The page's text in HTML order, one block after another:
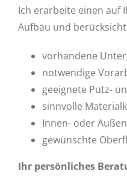
Ich erarbeite einen auf
Aufbau und
vorhandene
notwendige
geeignete Putz-
sinnvolle
Innen- oder
gewünschte
Ihr persönliches